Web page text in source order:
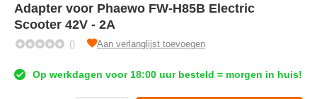
Adapter voor Phaewo FW-H85B Electric
Scooter 42V - 2A
() Aan verlanglijst toevoegen
Op werkdagen voor 18:00 uur besteld = morgen in huis!